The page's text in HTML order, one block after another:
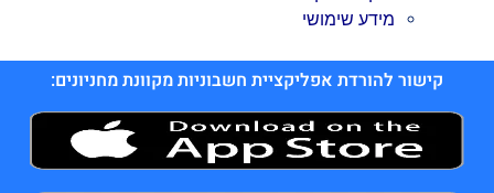
מידע שימושי
קישור להורדת אפליקציית חשבוניות מקוונת מחניונים: